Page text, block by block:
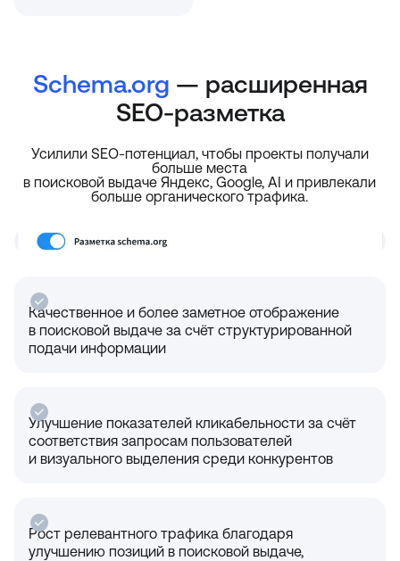
Schema.org — расширенная
SEO-разметка
Усилили SEO-потенциал, чтобы проекты получали
больше места
в поисковой выдаче Яндекс, Google, AI и привлекали
больше органического трафика.
Качественное и более заметное отображение
в поисковой выдаче за счёт структурированной
подачи информации
Улучшение показателей кликабельности за счёт
соответствия запросам пользователей
и визуального выделения среди конкурентов
Рост релевантного трафика благодаря
улучшению позиций в поисковой выдаче,